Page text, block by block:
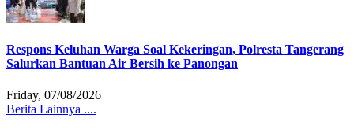
Respons Keluhan Warga Soal Kekeringan, Polresta Tangerang
Salurkan Bantuan Air Bersih ke Panongan
Friday, 07/08/2026
Berita Lainnya ....